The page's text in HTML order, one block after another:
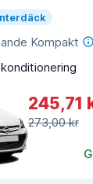
Kompakt
245,71
273,00 kr